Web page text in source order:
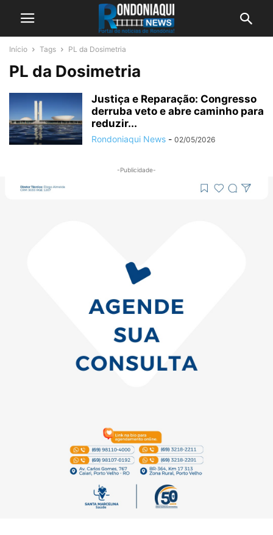
Início Tags PL da Dosimetria
PL da Dosimetria
Justiça e Reparação: Congresso
derruba veto e abre caminho para
reduzir...
Rondoniaqui News - 02/05/2026
-Publicidade-